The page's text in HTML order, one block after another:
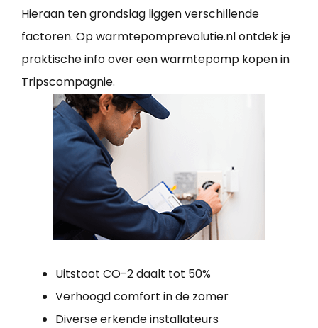
Hieraan ten grondslag liggen verschillende
factoren. Op warmtepomprevolutie.nl ontdek je
praktische info over een warmtepomp kopen in
Tripscompagnie.
Uitstoot CO-2 daalt tot 50%
Verhoogd comfort in de zomer
Diverse erkende installateurs